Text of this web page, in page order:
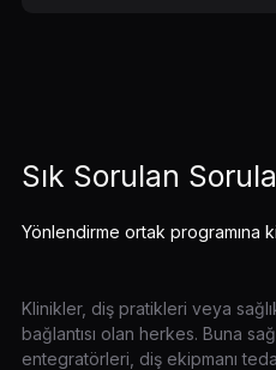
Sık Sorulan
Yönlendirme ortak programına
Klinikler, diş pratikleri veya
bağlantısı olan herkes. Buna
entegratörleri, diş ekipmanı